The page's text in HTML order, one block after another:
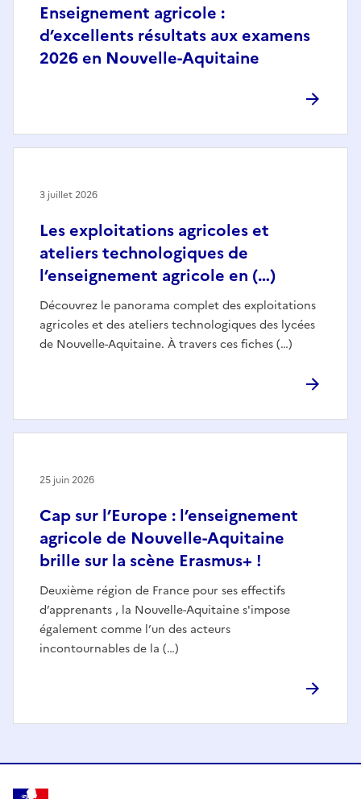
Enseignement agricole :
d’excellents résultats aux examens
2026 en Nouvelle-Aquitaine
Les exploitations agricoles et
ateliers technologiques de
l’enseignement agricole en (…)
Découvrez le panorama complet des exploitations
agricoles et des ateliers technologiques des lycées
de Nouvelle-Aquitaine. À travers ces fiches (…)
3 juillet 2026
Cap sur l’Europe : l’enseignement
agricole de Nouvelle-Aquitaine
brille sur la scène Erasmus+ !
Deuxième région de France pour ses effectifs
d’apprenants , la Nouvelle-Aquitaine s'impose
également comme l’un des acteurs
incontournables de la (…)
25 juin 2026